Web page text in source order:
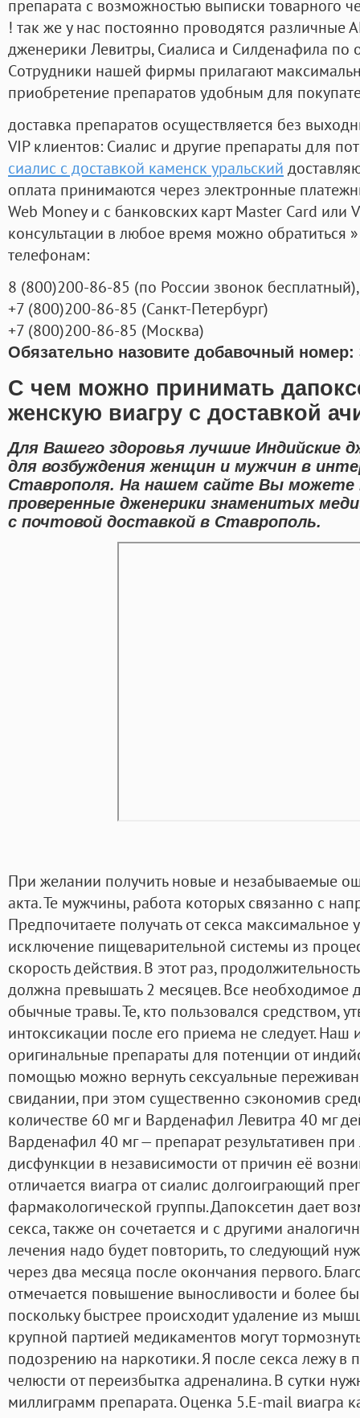
препарата с возможностью выписки товарного
! так же у нас постоянно проводятся
дженерики Левитры, Сиалиса и Силденафила по
Cотрудники нашей фирмы прилагают
приобретение препаратов удобным для
доставка препаратов осуществляется без
VIP клиентов: Сиалис и другие препараты для
сиалис с доставкой каменск уральский
оплата принимаются через электронные
Web Money и с банковских карт Master Card или
консультации в любое время можно обратиться
телефонам:
8 (800)200-86-85 (по России звонок бесплатный),
+7 (800)200-86-85 (Санкт-Петербург)
+7 (800)200-86-85 (Москва)
Обязательно назовите добавочный номер:
С чем можно принимать
женскую виагру с доставкой
Для Вашего здоровья лучшие Индийские
для возбуждения женщин и мужчин в
Ставрополя. На нашем сайте Вы можете
проверенные дженерики знаменитых
с почтовой доставкой в Ставрополь.
При желании получить новые и незабываемые
акта. Те мужчины, работа которых связанно с
Предпочитаете получать от секса максимальное
исключение пищеварительной системы из
скорость действия. В этот раз,
должна превышать 2 месяцев. Все необходимое
обычные травы. Те, кто пользовался средством,
интоксикации после его приема не следует. Наш
оригинальные препараты для потенции от
помощью можно вернуть сексуальные
свидании, при этом существенно сэкономив
количестве 60 мг и Варденафил Левитра 40 мг
Варденафил 40 мг — препарат результативен
дисфункции в независимости от причин её
отличается виагра от сиалис долгоиграющий
фармакологической группы. Дапоксетин дает
секса, также он сочетается и с другими
лечения надо будет повторить, то следующий
через два месяца после окончания первого.
отмечается повышение выносливости и более
поскольку быстрее происходит удаление из
крупной партией медикаментов могут
подозрению на наркотики. Я после секса лежу в
челюсти от переизбытка адреналина. В сутки
миллиграмм препарата. Оценка 5.E-mail виагра